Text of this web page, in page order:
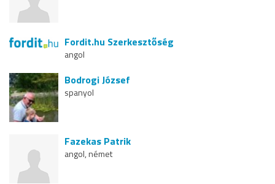
Fordit.hu Szerkesztőség
angol
Bodrogi József
spanyol
Fazekas Patrik
angol, német